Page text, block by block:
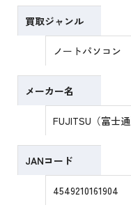
買取ジャンル
ノートパソコン
メーカー名
FUJITSU（富士通
JANコード
4549210161904